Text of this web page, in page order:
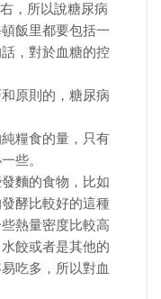
，所以說糖尿病
飯里都要包括一
，對於血糖的控
原則的，糖尿病
糧食的量，只有
些。
麵的食物，比如
酵比較好的這種
熱量密度比較高
餃或者是其他的
吃多，所以對血